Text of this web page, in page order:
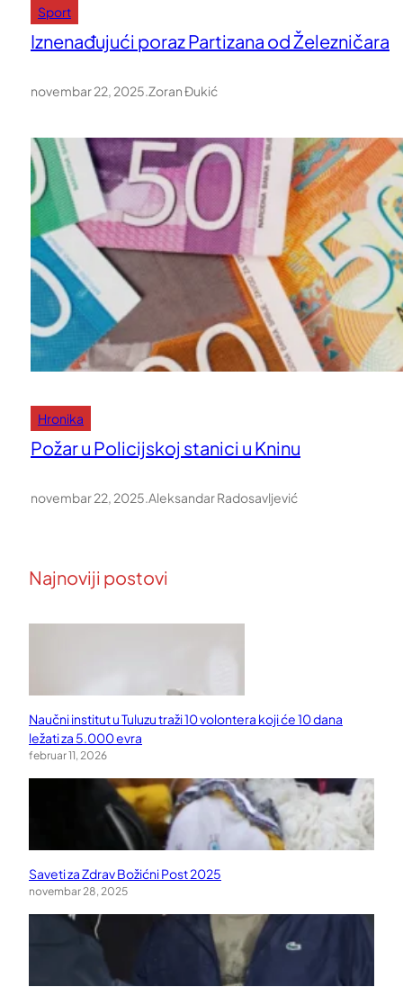
Sport
Iznenađujući poraz Partizana od Železničara
novembar 22, 2025.Zoran Đukić
Hronika
Požar u Policijskoj stanici u Kninu
novembar 22, 2025.Aleksandar Radosavljević
Najnoviji postovi
Naučni institut u Tuluzu traži 10 volontera koji će 10 dana
ležati za 5.000 evra
februar 11, 2026
Saveti za Zdrav Božićni Post 2025
novembar 28, 2025